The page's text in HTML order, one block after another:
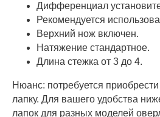
Дифференциал
Рекомендуется
Верхний нож включен.
Натяжение стандартное.
Длина стежка от 3 до 4.
Нюанс: потребуется
лапку. Для вашего удобства
лапок для разных моделей